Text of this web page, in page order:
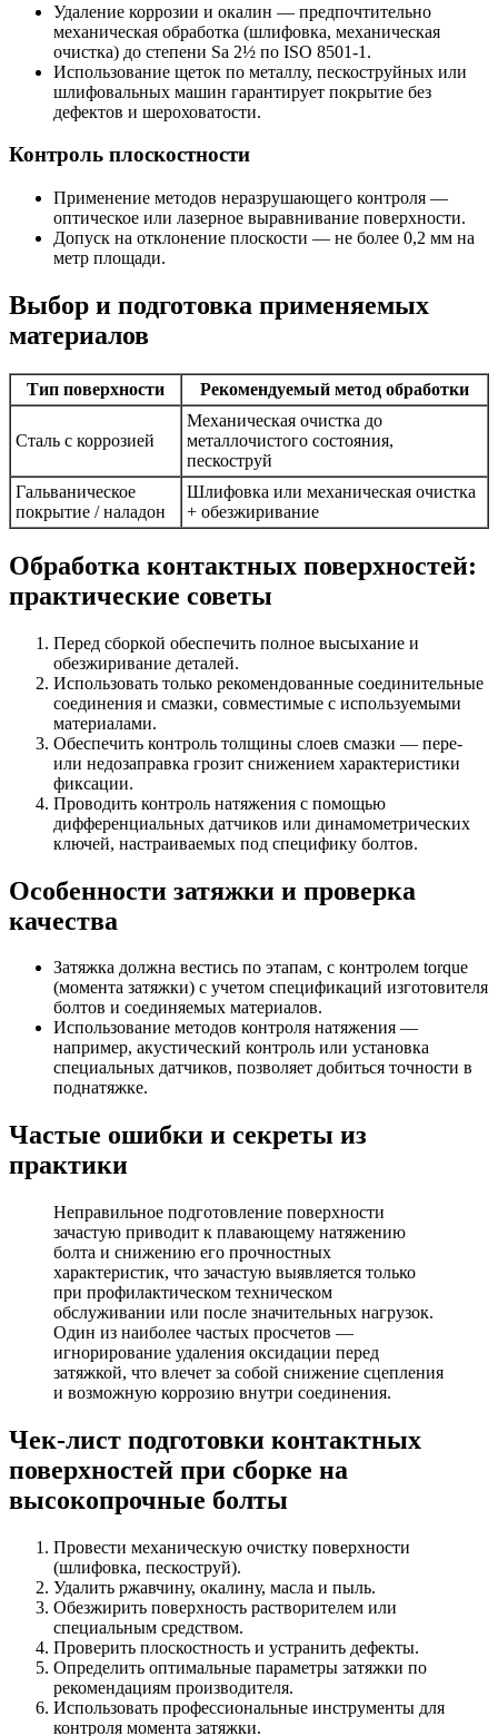
Удаление коррозии и окалин — предпочтительно
механическая обработка (шлифовка, механическая
очистка) до степени Sa 2½ по ISO 8501-1.
Использование щеток по металлу, пескоструйных или
шлифовальных машин гарантирует покрытие без
дефектов и шероховатости.
Контроль плоскостности
Применение методов неразрушающего контроля —
оптическое или лазерное выравнивание поверхности.
Допуск на отклонение плоскости — не более 0,2 мм на
метр площади.
Выбор и подготовка применяемых
материалов
Тип поверхности Рекомендуемый метод обработки
Сталь с коррозией
Механическая очистка до
металлочистого состояния,
пескоструй
Гальваническое
покрытие / наладон
Шлифовка или механическая очистка
+ обезжиривание
Обработка контактных поверхностей:
практические советы
Перед сборкой обеспечить полное высыхание и
обезжиривание деталей.
Использовать только рекомендованные соединительные
соединения и смазки, совместимые с используемыми
материалами.
Обеспечить контроль толщины слоев смазки — пере-
или недозаправка грозит снижением характеристики
фиксации.
Проводить контроль натяжения с помощью
дифференциальных датчиков или динамометрических
ключей, настраиваемых под специфику болтов.
Особенности затяжки и проверка
качества
Затяжка должна вестись по этапам, с контролем torque
(момента затяжки) с учетом спецификаций изготовителя
болтов и соединяемых материалов.
Использование методов контроля натяжения —
например, акустический контроль или установка
специальных датчиков, позволяет добиться точности в
поднатяжке.
Частые ошибки и секреты из
практики
Неправильное подготовление поверхности
зачастую приводит к плавающему натяжению
болта и снижению его прочностных
характеристик, что зачастую выявляется только
при профилактическом техническом
обслуживании или после значительных нагрузок.
Один из наиболее частых просчетов —
игнорирование удаления оксидации перед
затяжкой, что влечет за собой снижение сцепления
и возможную коррозию внутри соединения.
Чек-лист подготовки контактных
поверхностей при сборке на
высокопрочные болты
Провести механическую очистку поверхности
(шлифовка, пескоструй).
Удалить ржавчину, окалину, масла и пыль.
Обезжирить поверхность растворителем или
специальным средством.
Проверить плоскостность и устранить дефекты.
Определить оптимальные параметры затяжки по
рекомендациям производителя.
Использовать профессиональные инструменты для
контроля момента затяжки.